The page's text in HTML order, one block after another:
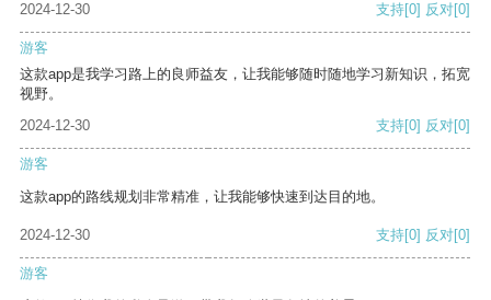
2024-12-30 支持[0] 反对[0]
游客
这款app是我学习路上的良师益友，让我能够随时随地学习新知识，拓宽
视野。
2024-12-30
支持[0] 反对[0]
游客
这款app的路线规划非常精准，让我能够快速到达目的地。
2024-12-30 支持[0] 反对[0]
游客